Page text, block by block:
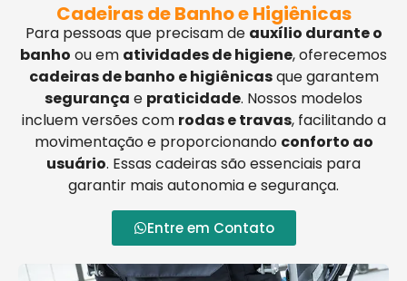
Cadeiras de Banho e Higiênicas
Para pessoas que precisam de auxílio durante o
banho ou em atividades de higiene, oferecemos
cadeiras de banho e higiênicasque garantem
segurança e praticidade. Nossos modelos
incluem versões com rodas e travas, facilitando a
movimentação e proporcionando conforto ao
usuário. Essas cadeiras são essenciais para
garantir mais autonomia e segurança.
Entre em Contato